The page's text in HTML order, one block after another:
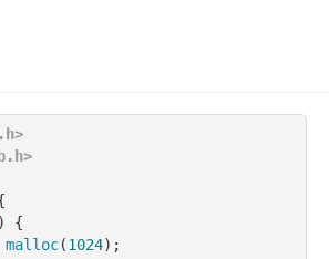
) {
malloc(1024);